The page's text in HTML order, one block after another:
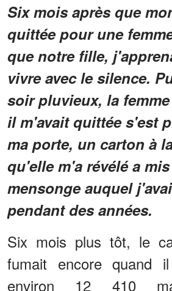
Six mois après que
quittée pour une
que notre fille,
vivre avec le silence.
soir pluvieux, la
il m'avait quittée s'est
ma porte, un carton à
qu'elle m'a révélé a
mensonge auquel
pendant des années.
Six mois plus tôt, le
fumait encore
environ 12 410